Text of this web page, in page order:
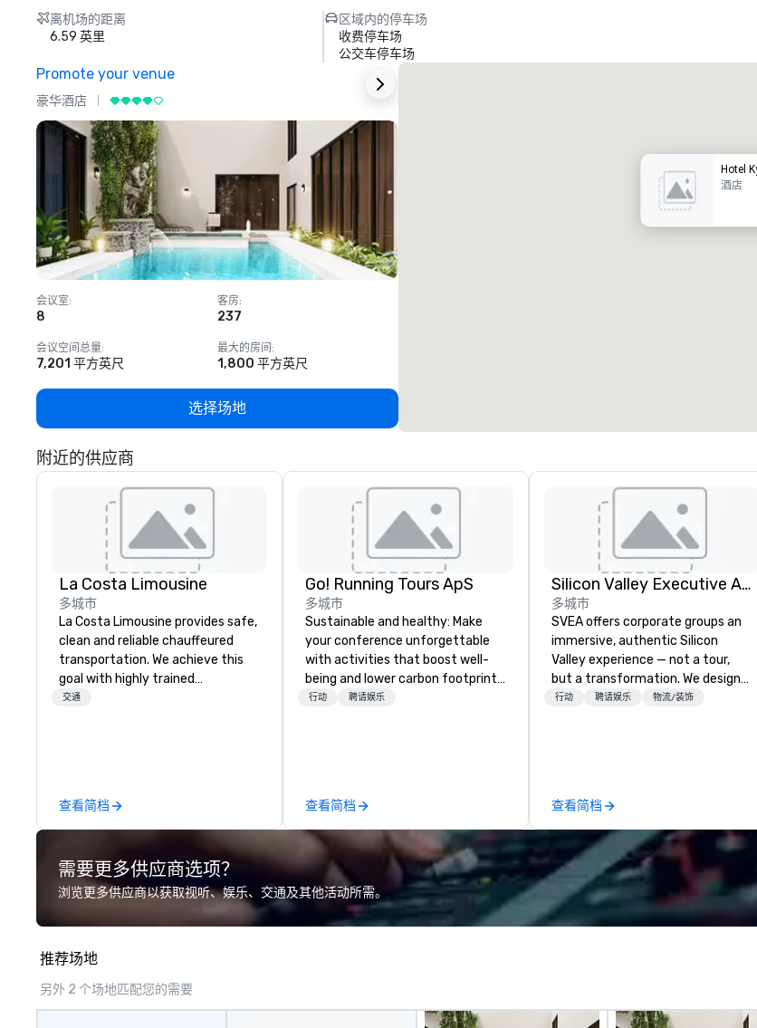
离机场的距离
6.59 英里
区域内的停车场
收费停车场
公交车停车场
Promote your venue
豪华酒店
会议室:
8
客房:
237
会议空间总量:
7,201 平方英尺
最大的房间 :
1,800 平方英尺
选择场地
Hotel
酒店
附近的供应商
La Costa Limousine
多城市
La Costa Limousine provides safe,
clean and reliable chauffeured
transportation. We achieve this
goal with highly trained
chauffeurs, the newest vehicles
perfectly maintained fleet of late
model luxury vehicles to the
professional team of chauffeurs
and support staff; you will know
Costa Limousine.
交通
查看简档
Go! Running Tours ApS
多城市
Sustainable and healthy: Make
your conference unforgettable
with activities that boost well-
being and lower carbon footprints.
Explore the world on the run with
行动 聘请娱乐
查看简档
Silicon Valley Executive Academy
多城市
SVEA offers corporate groups an
immersive, authentic Silicon
Valley experience — not a tour,
but a transformation. We design
and facilitate custom executive
delegations, incentive groups, and
corporate offsites. Whether your
group wants to think like a Silicon
Valley founder, explore the
mindsets driving the world's
fastest-growing companies, or
walk away with a practical
for groups of 10–200. Fully
行动 聘请娱乐 物流/装饰
查看简档
需要更多供应商选项？
浏览更多供应商以获取视听、娱乐、交通及其他活动所需。
推荐场地
另外 2 个场地匹配您的需要